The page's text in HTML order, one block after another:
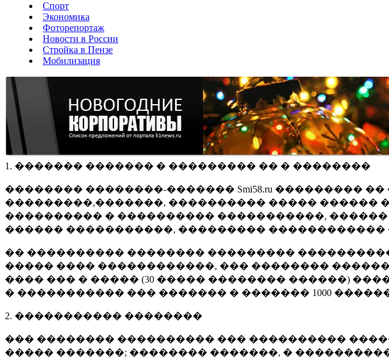
Спорт
Экономика
Фоторепортаж
Новости в России
Стройка в Пензе
Мобилизация
1. ������� ������� � ��������� �� � ��������
�������� ��������-������� Smi58.ru ���������
���������,�������, ���������� ����� ������
���������� � ���������� �����������,
������ �����������, ��������� ������������
�� ���������� �������� ���������
����� ���� ������������, ��� ��������
���� ��� � ����� (30 ����� �������� ������)
� ����������� ��� ������� � ������� 1000
2. ����������� ��������
��� �������� ���������� ��� ����������
����� �������; �������� �������, �